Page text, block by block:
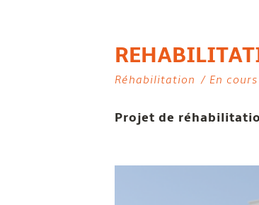
Réhabilitation En cours
Projet de